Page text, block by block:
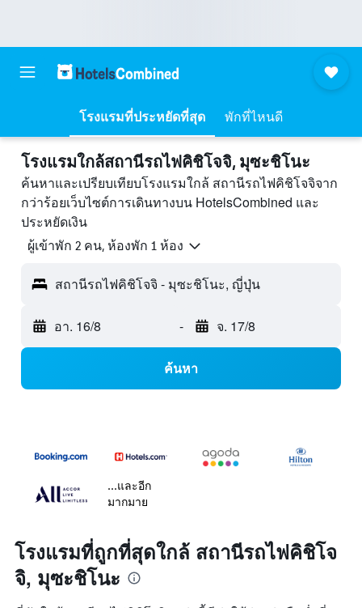
โรงแรมที่ประหยัดที่สุด พักที่ไหนดี
โรงแรมใกล้สถานีรถไฟคิชิโจจิ, มุซะชิโนะ
ค้นหาและเปรียบเทียบโรงแรมใกล้ สถานีรถไฟคิชิโจจิจาก
กว่าร้อยเว็บไซต์การเดินทางบน HotelsCombined และ
ประหยัดเงิน
ผู้เข้าพัก 2 คน, ห้องพัก 1 ห้อง
สถานีรถไฟคิชิโจจิ - มุซะชิโนะ, ญี่ปุ่น
อา. 16/8 - จ. 17/8
ค้นหา
...และอีก
มากมาย
โรงแรมที่ถูกที่สุดใกล้ สถานีรถไฟคิชิโจ
จิ, มุซะชิโนะ